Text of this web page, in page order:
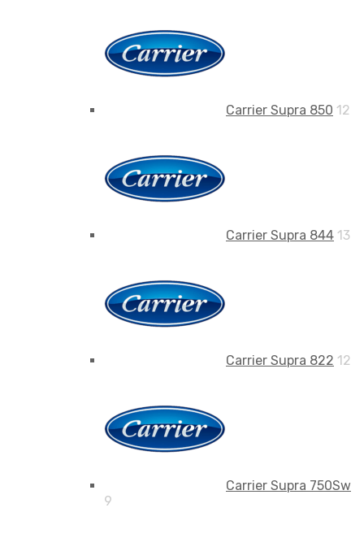
Carrier Supra 850 12
Carrier Supra 844 13
Carrier Supra 822 12
Carrier Supra 750Sw
9